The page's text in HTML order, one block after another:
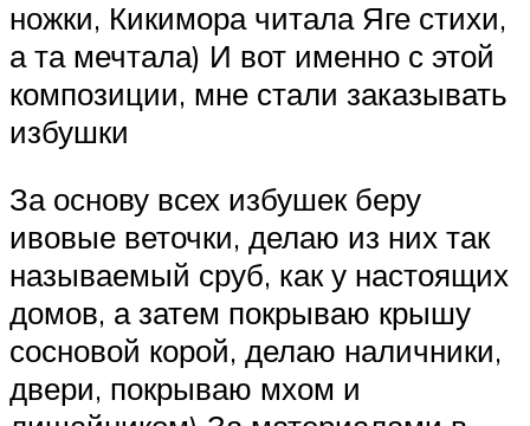
ножки, Кикимора читала Яге стихи,
а та мечтала) И вот именно с этой
композиции, мне стали заказывать
избушки
За основу всех избушек беру
ивовые веточки, делаю из них так
называемый сруб, как у настоящих
домов, а затем покрываю крышу
сосновой корой, делаю наличники,
двери, покрываю мхом и